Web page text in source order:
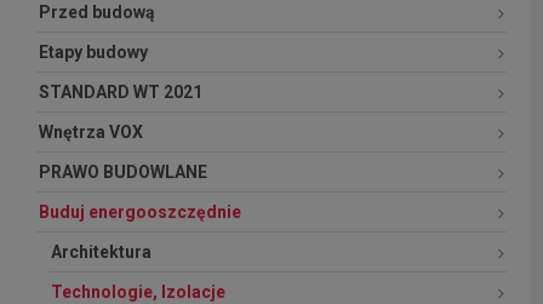
Przed budową
Etapy budowy
STANDARD WT 2021
Wnętrza VOX
PRAWO BUDOWLANE
Buduj energooszczędnie
Architektura
Technologie, Izolacje